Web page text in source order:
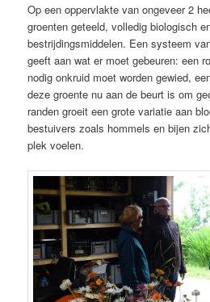
Op een oppervlakte van ongeveer 2
groenten geteeld, volledig biologisch
bestrijdingsmiddelen. Een systeem
geeft aan wat er moet gebeuren: een
nodig onkruid moet worden gewied,
deze groente nu aan de beurt is om
randen groeit een grote variatie aan
bestuivers zoals hommels en bijen
plek voelen.